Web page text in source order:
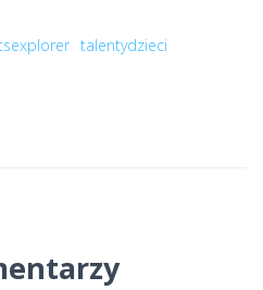
talentydzieci